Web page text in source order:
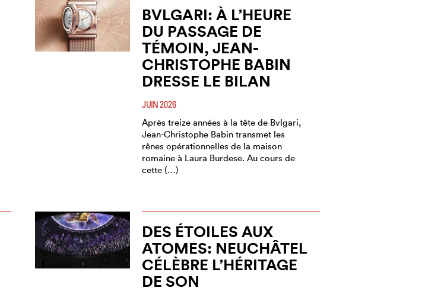
BVLGARI: À L’HEURE
DU PASSAGE DE
TÉMOIN, JEAN-
CHRISTOPHE BABIN
DRESSE LE BILAN
JUIN 2026
Après treize années à la tête de Bvlgari,
Jean-Christophe Babin transmet les
rênes opérationnelles de la maison
romaine à Laura Burdese. Au cours de
cette (…)
DES ÉTOILES AUX
ATOMES: NEUCHÂTEL
CÉLÈBRE L’HÉRITAGE
DE SON